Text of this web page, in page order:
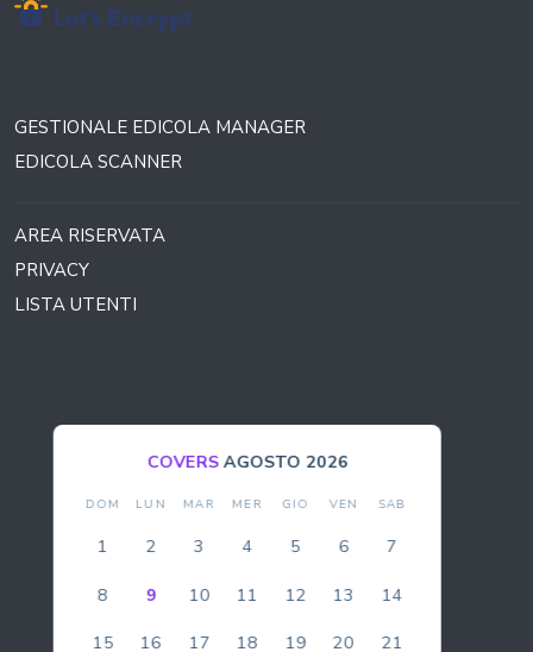
GESTIONALE EDICOLA MANAGER
EDICOLA SCANNER
AREA RISERVATA
PRIVACY
LISTA UTENTI
BOLLA AGOSTO 2026
DOM LUN MAR MER GIO VEN SAB
10 11 12 14
15 16 17 18 19 20 21